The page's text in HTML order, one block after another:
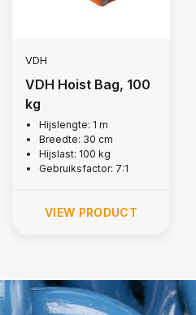
VDH
VDH Hoist Bag, 100
kg
Hijslengte: 1 m
Breedte: 30 cm
Hijslast: 100 kg
Gebruiksfactor: 7:1
VIEW PRODUCT